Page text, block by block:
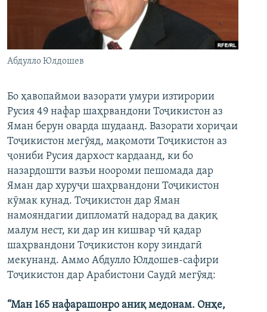
ГУЗОРИШҲОИ РАДИОӢ
Ҳамаи сомонаҳои RFE/RL
Абдулло Юлдошев
Бо ҳавопаймои вазорати умури изтирории
Русия 49 нафар шаҳрвандони Тоҷикистон аз
Яман берун оварда шудаанд. Вазорати хориҷаи
Тоҷикистон мегӯяд, мақомоти Тоҷикистон аз
ҷониби Русия дархост кардаанд, ки бо
назардошти вазъи ноороми пешомада дар
Яман дар хуруҷи шаҳрвандони Тоҷикистон
кӯмак кунад. Тоҷикистон дар Яман
намояндагии дипломатӣ надорад ва дақиқ
малум нест, ки дар ин кишвар чӣ қадар
шаҳрвандони Тоҷикистон кору зиндагӣ
мекунанд. Аммо Абдулло Юлдошев-сафири
Тоҷикистон дар Арабистони Саудӣ мегӯяд:
“Ман 165 нафарашонро аниқ медонам. Онҳе,